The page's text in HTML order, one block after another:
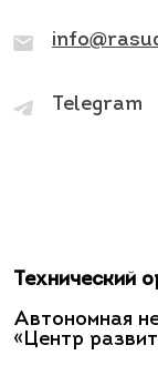
Telegram
Технический
Автономная
«Центр